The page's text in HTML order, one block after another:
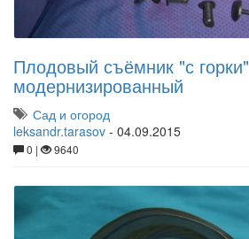
Плодовый съёмник "с горки"
модернизированный
Сад и огород
leksandr.tarasov - 04.09.2015
0 | 9640